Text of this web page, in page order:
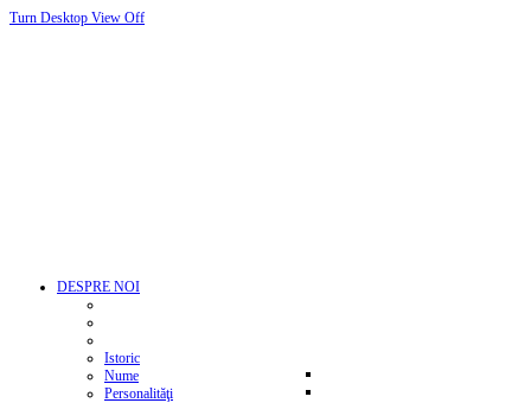
Turn Desktop View Off
DESPRE NOI
Istoric
Nume
Personalităţi